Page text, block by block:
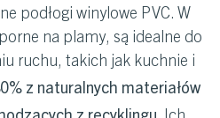
podłogi winylowe PVC. W
na plamy, są idealne do
ruchu, takich jak kuchnie i
z naturalnych materiałów
z recyklingu.